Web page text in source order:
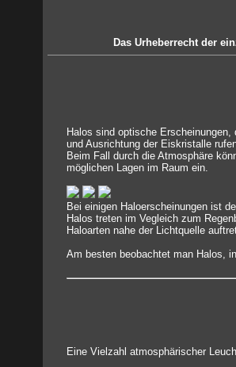
Das Urheberrecht der
Halos sind optische
und Ausrichtung der Eiskristalle
Beim Fall durch die Atmosphäre
möglichen Lagen im Raum ein.
Bei einigen Haloerscheinungen ist
Halos treten im Vegleich zum
Haloarten nahe der Lichtquelle
Am besten beobachtet man Halos,
Eine Vielzahl atmosphärischer